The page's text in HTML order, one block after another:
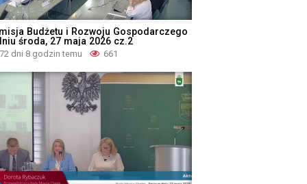
Budżetu i Rozwoju Gospodarczego
środa, 27 maja 2026 cz.2
72 dni 8 godzin temu 661